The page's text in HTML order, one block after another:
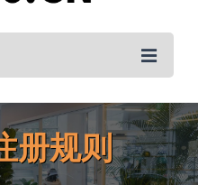
册规则